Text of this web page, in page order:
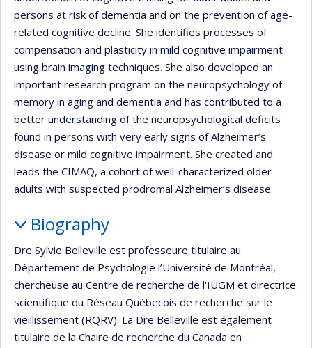
persons at risk of dementia and on the prevention of age-
related cognitive decline. She identifies processes of
compensation and plasticity in mild cognitive impairment
using brain imaging techniques. She also developed an
important research program on the neuropsychology of
memory in aging and dementia and has contributed to a
better understanding of the neuropsychological deficits
found in persons with very early signs of Alzheimer’s
disease or mild cognitive impairment. She created and
leads the CIMAQ, a cohort of well-characterized older
adults with suspected prodromal Alzheimer’s disease.
Biography
Dre Sylvie Belleville est professeure titulaire au
Département de Psychologie l’Université de Montréal,
chercheuse au Centre de recherche de l'IUGM et directrice
scientifique du Réseau Québecois de recherche sur le
vieillissement (RQRV). La Dre Belleville est également
titulaire de la Chaire de recherche du Canada en